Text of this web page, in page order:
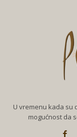
U vremenu kada su
mogućnost da